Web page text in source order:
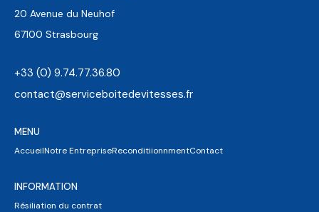
20 Avenue du Neuhof
67100 Strasbourg
+33 (0) 9.74.77.36.80
contact@serviceboitedevitesses.fr
MENU
AccueilNotre EntrepriseReconditiionnmentContact
INFORMATION
Résiliation du contrat